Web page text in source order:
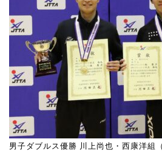
男子ダブルス優勝 川上尚也・西康洋組